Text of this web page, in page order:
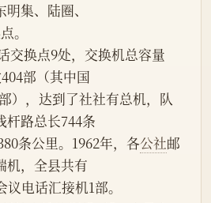
集、陆圈、
。
部（其中国
），达到了社社有总机，队
杆路总长744条
条公里。1962年，各公社邮
机，全县共有
电话汇接机1部。